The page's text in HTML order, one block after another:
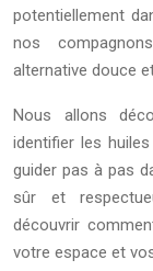
potentiellement
nos
alternative douce
Nous allons
identifier les
guider pas à pas
sûr et
découvrir
votre espace et